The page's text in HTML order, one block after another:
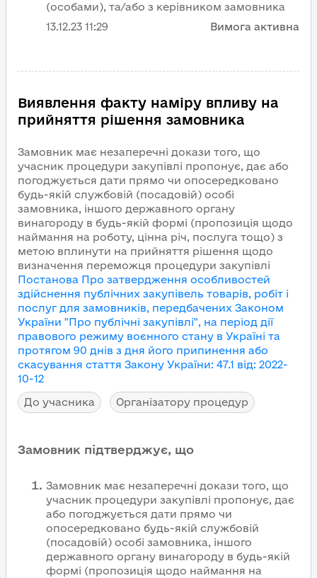
(особами), та/або з керівником замовника
13.12.23 11:29 Вимога активна
Виявлення факту наміру впливу на
прийняття рішення замовника
Замовник має незаперечні докази того, що
учасник процедури закупівлі пропонує, дає або
погоджується дати прямо чи опосередковано
будь-якій службовій (посадовій) особі
замовника, іншого державного органу
винагороду в будь-якій формі (пропозиція щодо
наймання на роботу, цінна річ, послуга тощо) з
метою вплинути на прийняття рішення щодо
визначення переможця процедури закупівлі
Постанова Про затвердження особливостей
здійснення публічних закупівель товарів, робіт і
послуг для замовників, передбачених Законом
України "Про публічні закупівлі", на період дії
правового режиму воєнного стану в Україні та
протягом 90 днів з дня його припинення або
скасування стаття Закону України: 47.1 від: 2022-
10-12
До учасника
Організатору процедур
Замовник підтверджує, що
Замовник має незаперечні докази того, що
учасник процедури закупівлі пропонує, дає
або погоджується дати прямо чи
опосередковано будь-якій службовій
(посадовій) особі замовника, іншого
державного органу винагороду в будь-якій
формі (пропозиція щодо наймання на